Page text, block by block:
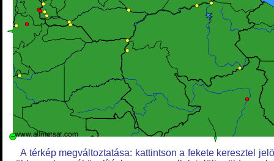
A térkép megváltoztatása: kattintson a fekete keresztel